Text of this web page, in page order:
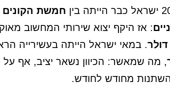
חמשת הקונים
: אז היקף יצוא שירותי המחשוב
. במאי ישראל הייתה בעשירייה
, מה שמאשר: הכיוון נשאר יציב, אף על
מחודש לחודש.